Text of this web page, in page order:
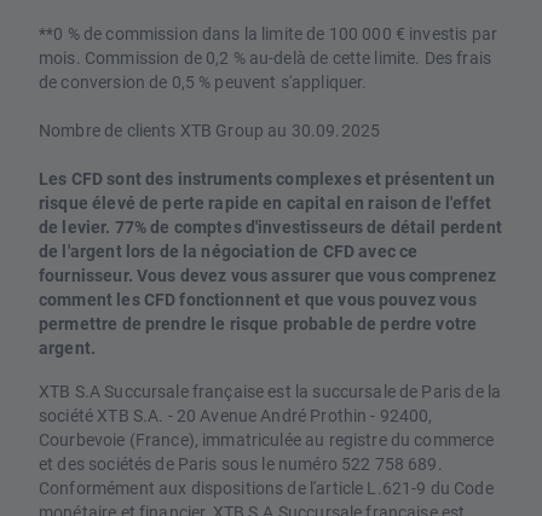
**0 % de commission dans la limite de 100 000 € investis par
mois. Commission de 0,2 % au-delà de cette limite. Des frais
de conversion de 0,5 % peuvent s'appliquer.
Nombre de clients XTB Group au 30.09.2025
Les CFD sont des instruments complexes et présentent un
risque élevé de perte rapide en capital en raison de l'effet
de levier. 77% de comptes d'investisseurs de détail perdent
de l'argent lors de la négociation de CFD avec ce
fournisseur. Vous devez vous assurer que vous comprenez
comment les CFD fonctionnent et que vous pouvez vous
permettre de prendre le risque probable de perdre votre
argent.
XTB S.A Succursale française est la succursale de Paris de la
société XTB S.A. - 20 Avenue André Prothin - 92400,
Courbevoie (France), immatriculée au registre du commerce
et des sociétés de Paris sous le numéro 522 758 689.
Conformément aux dispositions de l'article L.621-9 du Code